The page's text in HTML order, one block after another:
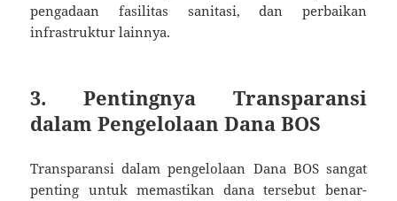
pengadaan fasilitas sanitasi, dan perbaikan
infrastruktur lainnya.
3. Pentingnya Transparansi
dalam Pengelolaan Dana BOS
Transparansi dalam pengelolaan Dana BOS sangat
penting untuk memastikan dana tersebut benar-